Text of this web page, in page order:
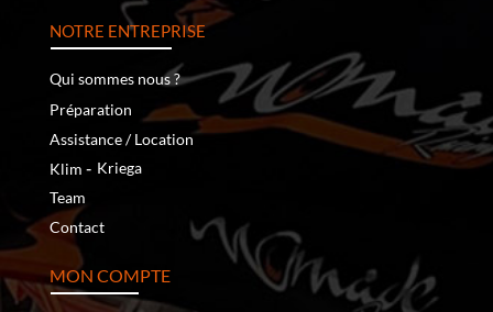
NOTRE ENTREPRISE
Qui sommes nous ?
Préparation
Assistance / Location
Klim ‐ Kriega
Team
Contact
MON COMPTE